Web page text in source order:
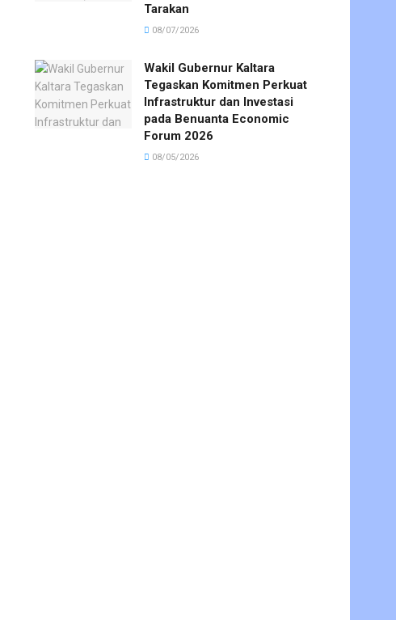
Tarakan
08/07/2026
Wakil Gubernur Kaltara
Tegaskan Komitmen Perkuat
Infrastruktur dan Investasi
pada Benuanta Economic
Forum 2026
08/05/2026